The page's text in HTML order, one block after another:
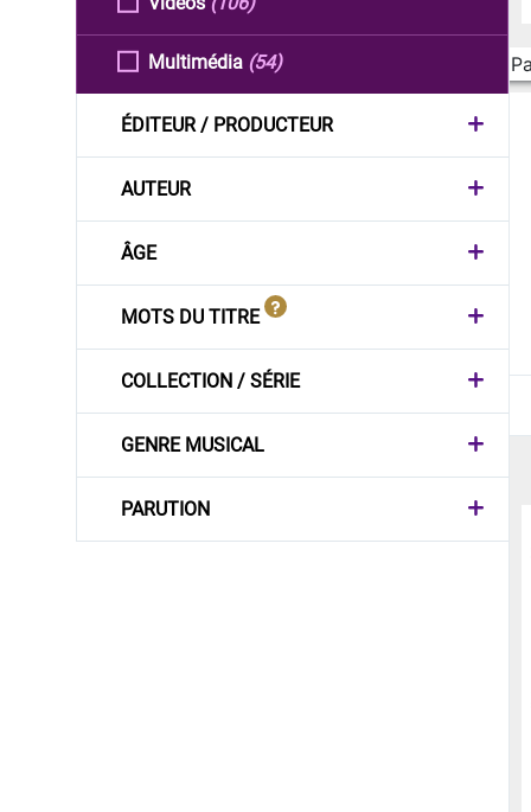
Multimédia (54)
ÉDITEUR / PRODUCTEUR
AUTEUR
ÂGE
MOTS DU TITRE
COLLECTION / SÉRIE
GENRE MUSICAL
PARUTION